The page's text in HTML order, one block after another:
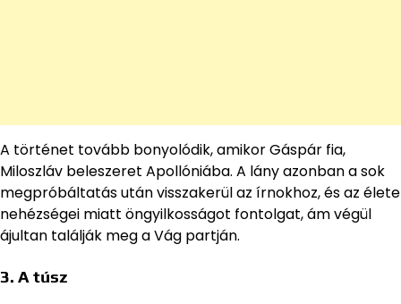
A történet tovább bonyolódik, amikor Gáspár fia,
Miloszláv beleszeret Apollóniába. A lány azonban a sok
megpróbáltatás után visszakerül az írnokhoz, és az élete
nehézségei miatt öngyilkosságot fontolgat, ám végül
ájultan találják meg a Vág partján.
3. A túsz